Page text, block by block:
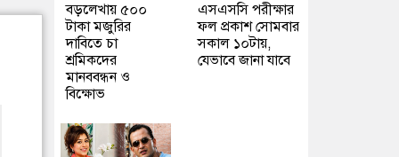
বড়লেখায় ৫০০
টাকা মজুরির
দাবিতে চা
শ্রমিকদের
মানববন্ধন ও
বিক্ষোভ
এসএসসি পরীক্ষার
ফল প্রকাশ সোমবার
সকাল ১০টায়,
যেভাবে জানা যাবে